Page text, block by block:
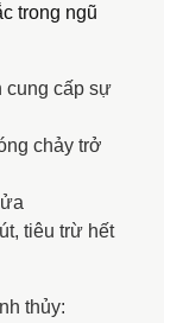
trong ngũ
cung cấp sự
chảy trở
tiêu trừ hết
thủy: